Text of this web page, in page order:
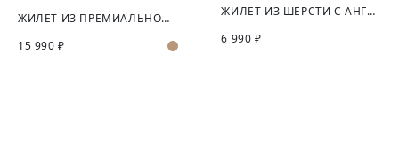
ЖИЛЕТ ИЗ ПРЕМИАЛЬНОЙ КОСТЮМНОЙ ШЕРСТИ
15 990 ₽
ЖИЛЕТ ИЗ ШЕРСТИ С АНГОРОЙ
6 990 ₽